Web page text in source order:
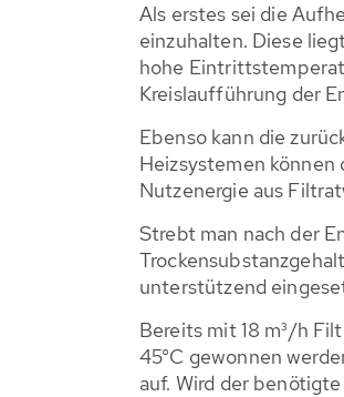
Als erstes sei die
einzuhalten. Diese
hohe
Kreislaufführung der
Ebenso kann die
Heizsystemen können
Nutzenergie aus
Strebt man nach der
unterstützend
Bereits mit 18 m³/h
45°C gewonnen
auf. Wird der